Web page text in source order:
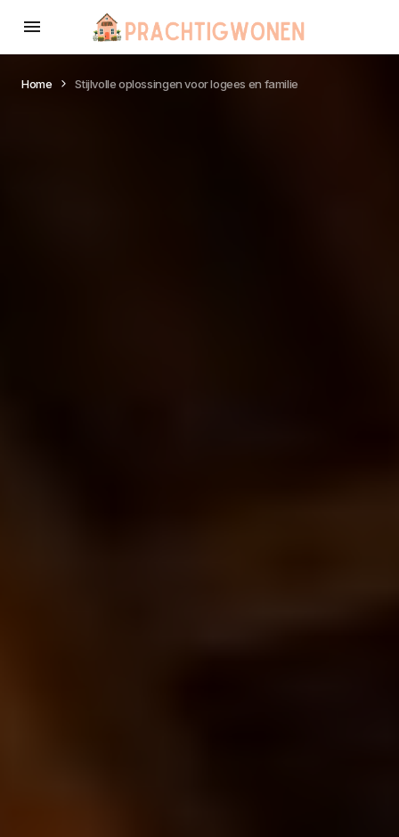
Home Stijlvolle oplossingen voor logees en familie